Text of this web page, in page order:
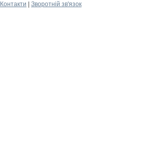
Контакти
Зворотній зв'язок